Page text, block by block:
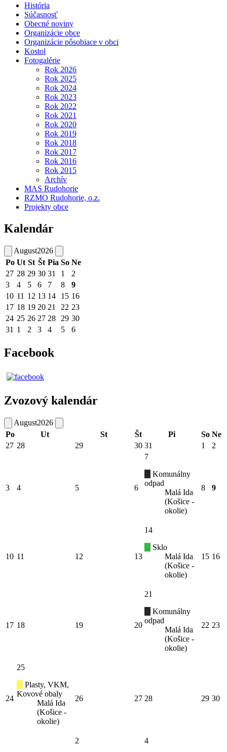
História
Súčasnosť
Obecné noviny
Organizácie obce
Organizácie pôsobiace v obci
Kostol
Fotogalérie
Rok 2026
Rok 2025
Rok 2024
Rok 2023
Rok 2022
Rok 2021
Rok 2020
Rok 2019
Rok 2018
Rok 2017
Rok 2016
Rok 2015
Archív
MAS Rudohorie
RZMO Rudohorie, o.z.
Projekty obce
Kalendár
August2026
Po Ut St Št Pia So Ne
27 28 29 30 31 1
2
3
4 5 6 7 8
9
10 11 12 13 14 15 16
17 18 19 20 21 22 23
24 25 26 27 28 29 30
31 1 2 3 4 5 6
Facebook
Zvozový kalendár
August2026
Po
Ut St Št Pi So Ne
27 28 29 30 31 1 2
3 4 5 6
7
Komunálny
odpad
Malá Ida
(Košice -
okolie)
8 9
10 11 12 13
14
Sklo
Malá Ida
(Košice -
okolie)
15 16
17 18 19 20
21
Komunálny
odpad
Malá Ida
(Košice -
okolie)
22 23
24
25
Plasty, VKM,
Kovové obaly
Malá Ida
(Košice -
okolie)
26 27 28 29 30
2
4